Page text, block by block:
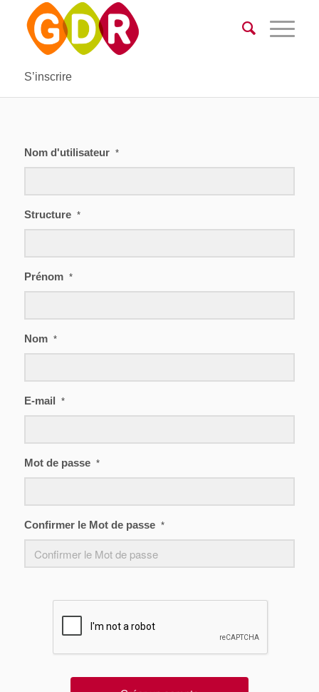
S’inscrire
Nom d'utilisateur *
Structure *
Prénom *
Nom *
E-mail *
Mot de passe *
Confirmer le Mot de passe *